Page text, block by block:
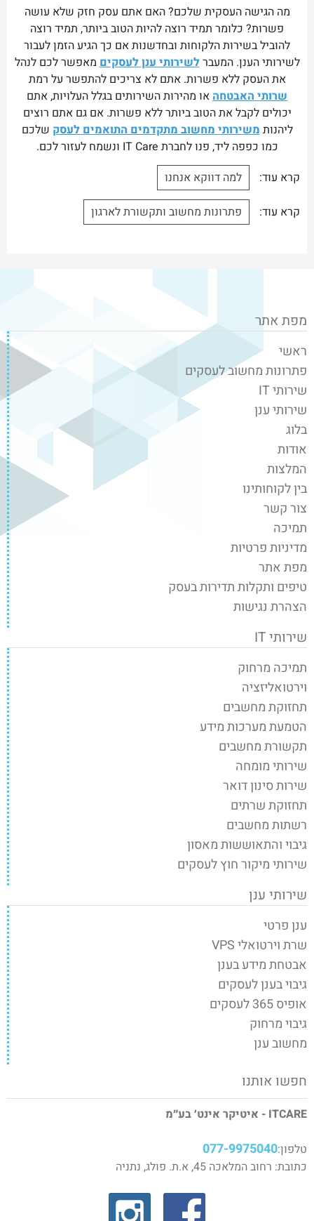
מה הגישה העסקית שלכם? האם אתם עסק חזק שלא עושה
פשרות? כלומר תמיד רוצה להיות הטוב ביותר, תמיד רוצה
להוביל בשירות הלקוחות ובחדשנות אם כך הגיע הזמן לעבור
לשירותי הענן. המעברלשירותי ענן לעסקיםמאפשר לכם לנהל
את העסק ללא פשרות. אתם לא צריכים להתפשר על רמת
שרותי האבטחהאו מהירות השירותים בגלל העלויות, אתם
יכולים לקבל את הטוב ביותר ללא פשרות. אם גם אתם רוצים
ליהנותמשירותי מחשוב מתקדמים התואמים לעסק שלכם
כמו כפפה ליד, פנו לחברת IT Care ונשמח לעזור לכם.
קרא עוד:
למה דווקא אנחנו
קרא עוד: פתרונות מחשוב ותקשורת לארגון
מפת אתר
ראשי
פתרונות מחשוב לעסקים
שירותי IT
שירותי ענן
בלוג
אודות
המלצות
בין לקוחותינו
צור קשר
תמיכה
מדיניות פרטיות
מפת אתר
טיפים ותקלות תדירות בעסק
הצהרת נגישות
שירותי IT
תמיכה מרחוק
וירטואליזציה
תחזוקת מחשבים
הטמעת מערכות מידע
תקשורת מחשבים
שירותי מומחה
שירות סינון דואר
תחזוקת שרתים
רשתות מחשבים
גיבוי והתאוששות מאסון
שירותי מיקור חוץ לעסקים
שירותי ענן
ענן פרטי
שרת וירטואלי VPS
אבטחת מידע בענן
גיבוי בענן לעסקים
אופיס 365 לעסקים
גיבוי מרחוק
מחשוב ענן
חפשו אותנו
ITCARE - איטיקר אינט׳ בע״מ
טלפון:077-9975040
כתובת: רחוב המלאכה 45, א.ת. פולג, נתניה